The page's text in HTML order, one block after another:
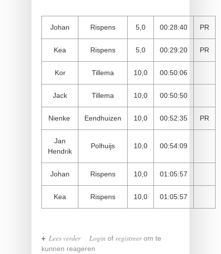
Johan Rispens 5,0 00:28:40 PR
Kea Rispens 5,0 00:29:20 PR
Kor Tillema 10,0 00:50:06
Jack Tillema 10,0 00:50:50
Nienke Eendhuizen 10,0 00:52:35 PR
Jan
Hendrik
Polhuijs 10,0 00:54:09
Johan Rispens 10,0 01:05:57
Kea Rispens 10,0 01:05:57
Lees verderover Stadsloop Appingedam 29-06-
2024
Login of registreerom te
kunnen reageren